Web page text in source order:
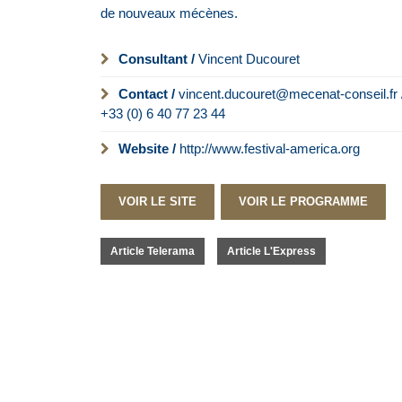
de nouveaux mécènes.
Consultant / Vincent Ducouret
Contact / vincent.ducouret@mecenat-conseil.fr
+33 (0) 6 40 77 23 44
Website / http://www.festival-america.org
VOIR LE SITE VOIR LE PROGRAMME
Article Telerama Article L'Express